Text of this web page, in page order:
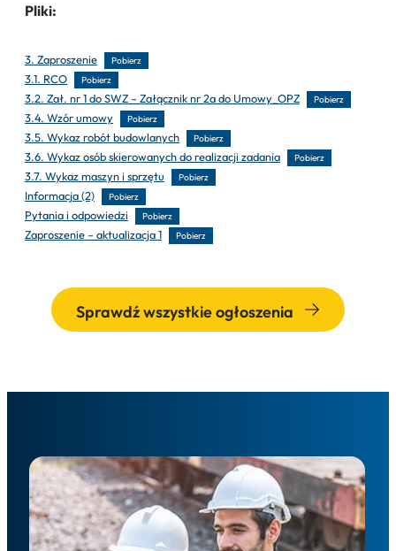
Pliki:
3. Zaproszenie Pobierz
3.1. RCO Pobierz
3.2. Zał. nr 1 do SWZ – Załącznik nr 2a do Umowy_OPZ Pobierz
3.4. Wzór umowy Pobierz
3.5. Wykaz robót budowlanych Pobierz
3.6. Wykaz osób skierowanych do realizacji zadania Pobierz
3.7. Wykaz maszyn i sprzętu Pobierz
Informacja (2) Pobierz
Pytania i odpowiedzi Pobierz
Zaproszenie – aktualizacja 1 Pobierz
Sprawdź wszystkie ogłoszenia